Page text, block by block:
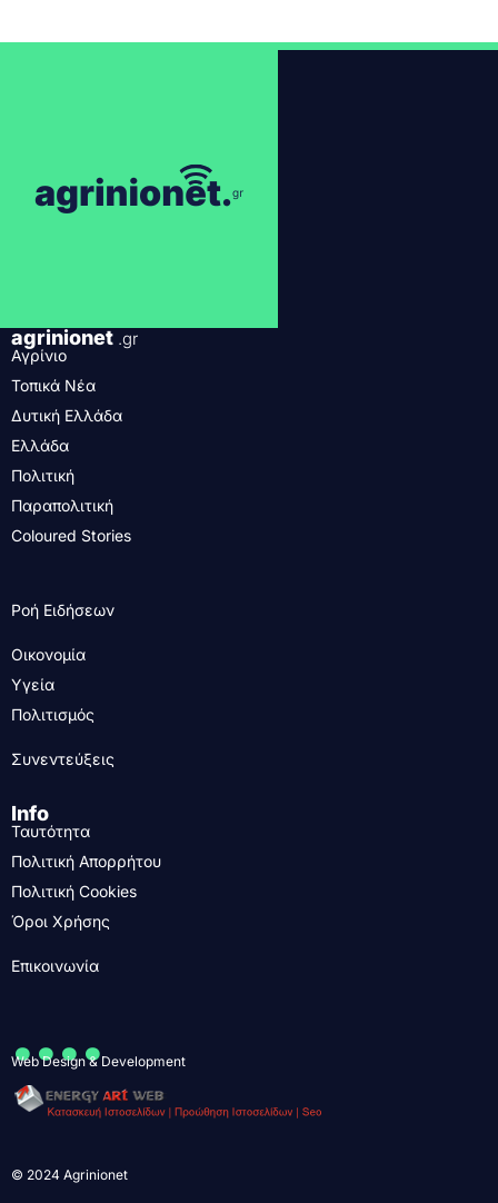
agrinionet .gr
Αγρίνιο
Τοπικά Νέα
Δυτική Ελλάδα
Ελλάδα
Πολιτική
Παραπολιτική
Coloured Stories
Ροή Ειδήσεων
Οικονομία
Υγεία
Πολιτισμός
Συνεντεύξεις
Info
Ταυτότητα
Πολιτική Απορρήτου
Πολιτική Cookies
Όροι Χρήσης
Επικοινωνία
....
Web Design & Development
© 2024 Agrinionet